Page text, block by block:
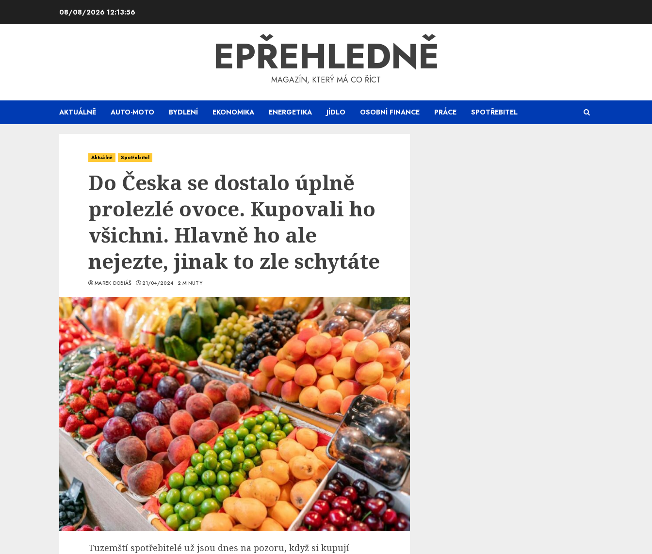
08/08/2026 12:13:57
EPŘEHLEDNĚ
MAGAZÍN, KTERÝ MÁ CO ŘÍCT
AKTUÁLNĚ AUTO-MOTO BYDLENÍ EKONOMIKA ENERGETIKA JÍDLO OSOBNÍ FINANCE PRÁCE SPOTŘEBITEL
Aktuálně Spotřebitel
Do Česka se dostalo úplně
prolezlé ovoce. Kupovali ho
všichni. Hlavně ho ale
nejezte, jinak to zle schytáte
MAREK DOBIÁŠ 21/04/2024 2 MINUTY
Tuzemští spotřebitelé už jsou dnes na pozoru, když si kupují